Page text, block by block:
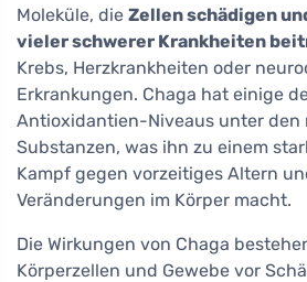
Moleküle, die Zellen schädigen
vieler schwerer Krankheiten
Krebs, Herzkrankheiten oder
Erkrankungen. Chaga hat einige
Antioxidantien-Niveaus unter den
Substanzen, was ihn zu einem
Kampf gegen vorzeitiges Altern
Veränderungen im Körper macht.
Die Wirkungen von Chaga
Körperzellen und Gewebe vor